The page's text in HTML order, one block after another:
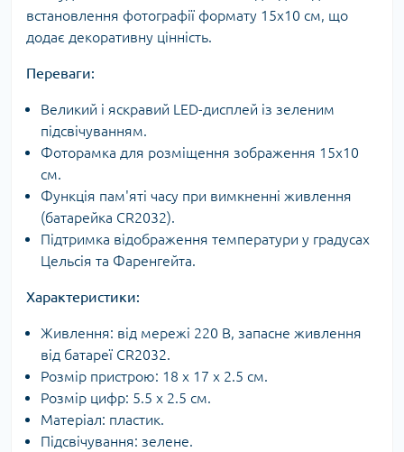
встановлення фотографії формату 15x10 см, що
додає декоративну цінність.
Переваги:
Великий і яскравий LED-дисплей із зеленим
підсвічуванням.
Фоторамка для розміщення зображення 15x10
см.
Функція пам'яті часу при вимкненні живлення
(батарейка CR2032).
Підтримка відображення температури у градусах
Цельсія та Фаренгейта.
Характеристики:
Живлення: від мережі 220 В, запасне живлення
від батареї CR2032.
Розмір пристрою: 18 х 17 х 2.5 см.
Розмір цифр: 5.5 х 2.5 см.
Матеріал: пластик.
Підсвічування: зелене.